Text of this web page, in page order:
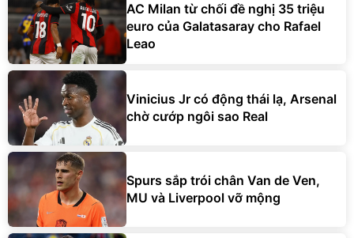
AC Milan từ chối đề nghị 35 triệu
euro của Galatasaray cho Rafael
Leao
Vinicius Jr có động thái lạ, Arsenal
chờ cướp ngôi sao Real
Spurs sắp trói chân Van de Ven,
MU và Liverpool vỡ mộng